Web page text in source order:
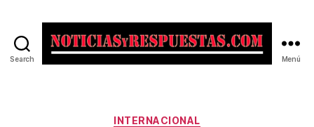
Search Menú
Categorías
INTERNACIONAL